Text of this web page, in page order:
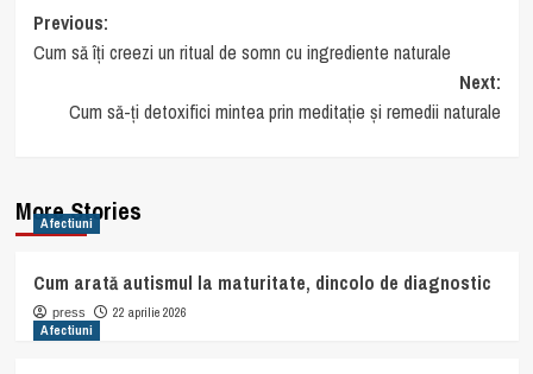
Post
navigation
Previous:
Cum să îți creezi un ritual de somn cu ingrediente naturale
Next:
Cum să-ți detoxifici mintea prin meditație și remedii naturale
More Stories
Afectiuni
Cum arată autismul la maturitate, dincolo de diagnostic
press
22 aprilie 2026
Afectiuni